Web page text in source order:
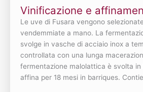
Vinificazione e
Le uve di Fusara vengono
vendemmiate a mano. La
svolge in vasche di acciaio inox a
controllata con una lunga
fermentazione malolattica è svolta in
affina per 18 mesi in barriques.